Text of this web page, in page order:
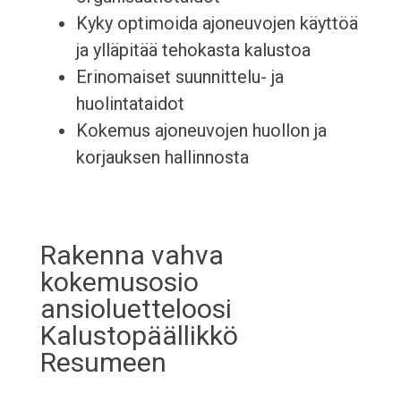
Kyky optimoida ajoneuvojen käyttöä
ja ylläpitää tehokasta kalustoa
Erinomaiset suunnittelu- ja
huolintataidot
Kokemus ajoneuvojen huollon ja
korjauksen hallinnosta
Rakenna vahva
kokemusosio
ansioluetteloosi
Kalustopäällikkö
Resumeen